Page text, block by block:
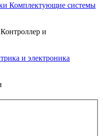
Комплектующие системы
Контроллер и
и электроника